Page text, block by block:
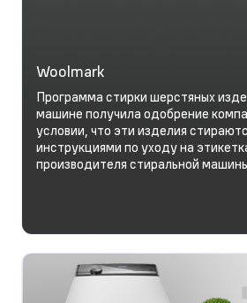
Woolmark
Программа стирки шерстяных
машине получила одобрение
условии, что эти изделия
инструкциями по уходу на
производителя стиральной